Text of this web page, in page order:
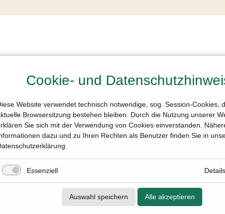
Cookie- und
Website verwendet technisch notwendige, sog. Session-Cookies,
Browsersitzung bestehen bleiben. Durch die Nutzung unserer
Sie sich mit der Verwendung von Cookies einverstanden.
dazu und zu Ihren Rechten als Benutzer finden Sie in
Essenziell
Auswahl speichern Alle akzeptieren